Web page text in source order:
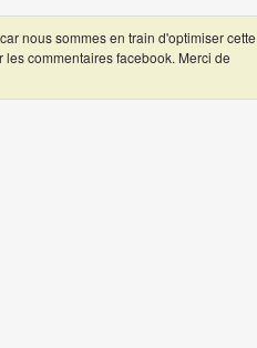
nous sommes en train d'optimiser cette
commentaires facebook. Merci de